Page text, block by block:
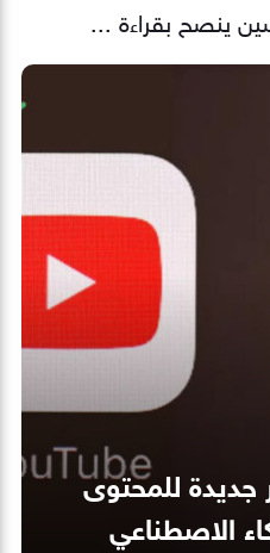
ينصح بقراءة ...
للمحتوى
الاصطناعي